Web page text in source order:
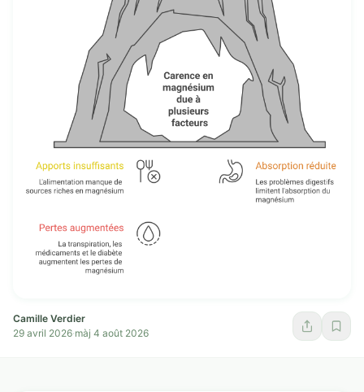
Camille Verdier
29 avril 2026·màj 4 août 2026